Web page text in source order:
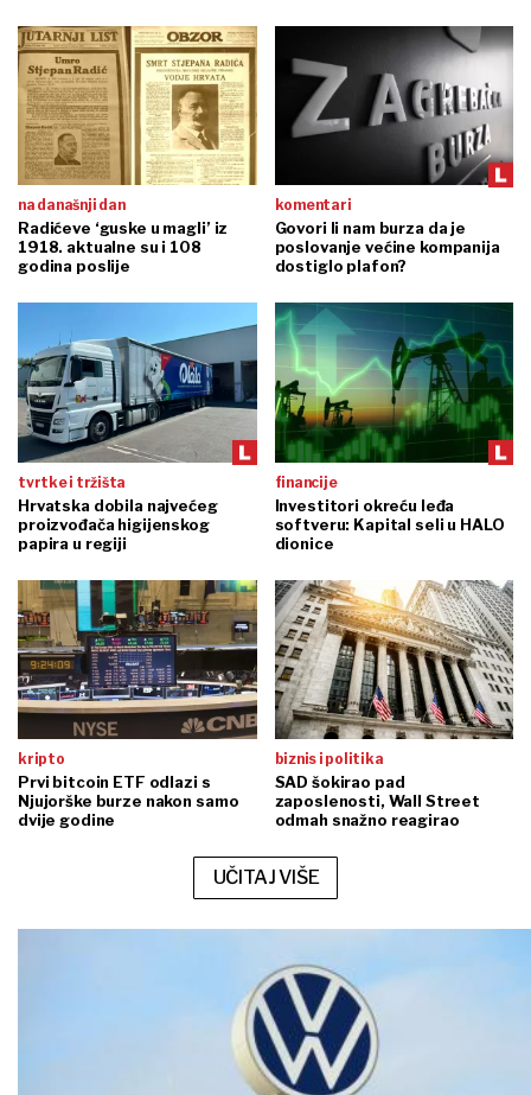
na današnji dan
Radićeve ‘guske u magli’ iz
1918. aktualne su i 108
godina poslije
komentari
Govori li nam burza da je
poslovanje većine kompanija
dostiglo plafon?
tvrtke i tržišta
Hrvatska dobila najvećeg
proizvođača higijenskog
papira u regiji
financije
Investitori okreću leđa
softveru: Kapital seli u HALO
dionice
kripto
Prvi bitcoin ETF odlazi s
Njujorške burze nakon samo
dvije godine
biznis i politika
SAD šokirao pad
zaposlenosti, Wall Street
odmah snažno reagirao
UČITAJ VIŠE